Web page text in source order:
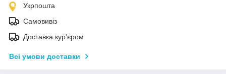
Укрпошта
Самовивіз
Доставка кур'єром
Всі умови доставки